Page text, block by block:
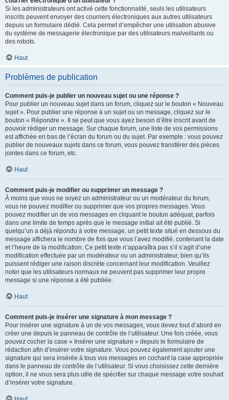
Si les administrateurs ont activé cette fonctionnalité, seuls les utilisateurs
inscrits peuvent envoyer des courriers électroniques aux autres utilisateurs
depuis un formulaire dédié. Cela permet d’empêcher une utilisation abusive
du système de messagerie électronique par des utilisateurs malveillants ou
des robots.
Haut
Problèmes de publication
Comment puis-je publier un nouveau sujet ou une réponse ?
Pour publier un nouveau sujet dans un forum, cliquez sur le bouton « Nouveau
sujet ». Pour publier une réponse à un sujet ou un message, cliquez sur le
bouton « Répondre ». Il se peut que vous ayez besoin d’être inscrit avant de
pouvoir rédiger un message. Sur chaque forum, une liste de vos permissions
est affichée en bas de l’écran du forum ou du sujet. Par exemple : vous pouvez
publier de nouveaux sujets dans ce forum, vous pouvez transférer des pièces
jointes dans ce forum, etc.
Haut
Comment puis-je modifier ou supprimer un message ?
À moins que vous ne soyez un administrateur ou un modérateur du forum,
vous ne pouvez modifier ou supprimer que vos propres messages. Vous
pouvez modifier un de vos messages en cliquant le bouton adéquat, parfois
dans une limite de temps après que le message initial ait été publié. Si
quelqu’un a déjà répondu à votre message, un petit texte situé en dessous du
message affichera le nombre de fois que vous l’avez modifié, contenant la date
et l’heure de la modification. Ce petit texte n’apparaîtra pas s’il s’agit d’une
modification effectuée par un modérateur ou un administrateur, bien qu’ils
puissent rédiger une raison discrète concernant leur modification. Veuillez
noter que les utilisateurs normaux ne peuvent pas supprimer leur propre
message si une réponse a été publiée.
Haut
Comment puis-je insérer une signature à mon message ?
Pour insérer une signature à un de vos messages, vous devez tout d’abord en
créer une depuis le panneau de contrôle de l’utilisateur. Une fois créée, vous
pouvez cocher la case « Insérer une signature » depuis le formulaire de
rédaction afin d’insérer votre signature. Vous pouvez également ajouter une
signature qui sera insérée à tous vos messages en cochant la case appropriée
dans le panneau de contrôle de l’utilisateur. Si vous choisissez cette dernière
option, il ne vous sera plus utile de spécifier sur chaque message votre souhait
d’insérer votre signature.